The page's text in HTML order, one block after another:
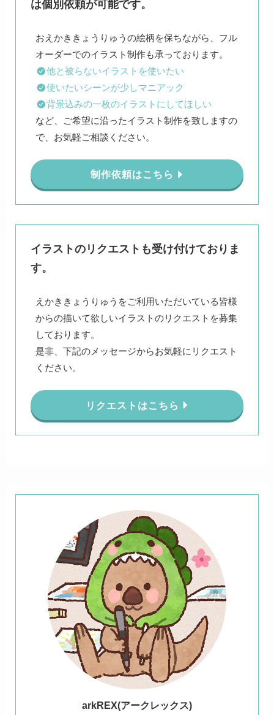
は個別依頼が可能です。
おえかききょうりゅうの絵柄を保ちながら、フル
他と被らないイラストを使いたい
使いたいシーンが少しマニアック
背景込みの一枚のイラストにしてほしい
など、ご希望に沿ったイラスト制作を致しますの
で、お気軽ご相談ください。
制作依頼はこちら
イラストのリクエストも受け付けておりま
す。
えかききょうりゅうをご利用いただいている皆様
からの描いて欲しいイラストのリクエストを募集
しております。
是非、下記のメッセージからお気軽にリクエスト
ください。
リクエストはこちら
arkREX(アークレックス)